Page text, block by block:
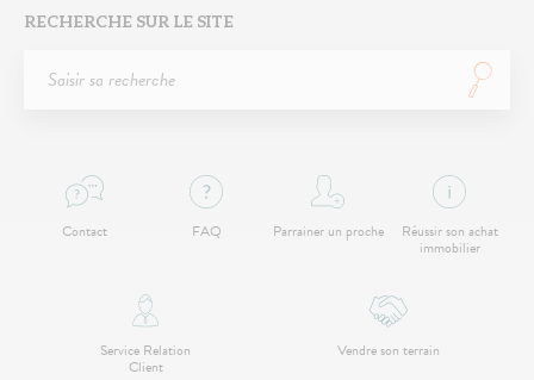
RECHERCHE SUR LE SITE
Contact FAQ Parrainer un proche Réussir son achat
immobilier
Service Relation
Client
Vendre son terrain